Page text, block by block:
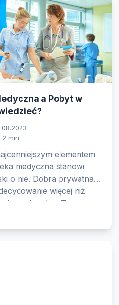
a Pobyt w
2 min
elementem
medyczna stanowi
o nie. Dobra prywatna
więcej niż
usług. To
pacjenta, oparte na
i oczekiwaniach.